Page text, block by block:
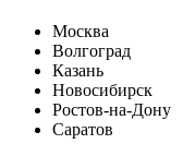
Москва
Волгоград
Казань
Новосибирск
Ростов-на-Дону
Саратов